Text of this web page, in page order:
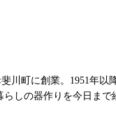
川町に創業。1951年
らしの器作りを今日ま